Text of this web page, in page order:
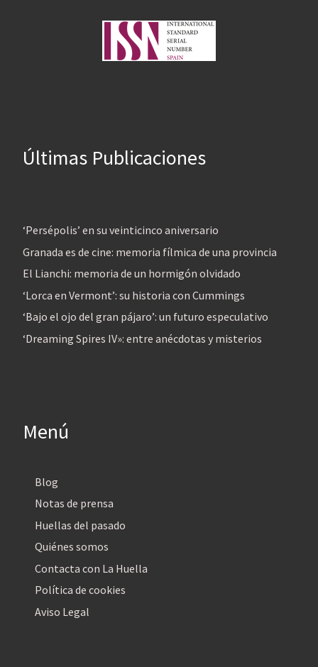
Últimas Publicaciones
‘Persépolis’ en su veinticinco aniversario
Granada es de cine: memoria fílmica de una provincia
El Lianchi: memoria de un hormigón olvidado
‘Lorca en Vermont’: su historia con Cummings
‘Bajo el ojo del gran pájaro’: un futuro especulativo
‘Dreaming Spires IV»: entre anécdotas y misterios
Menú
Blog
Notas de prensa
Huellas del pasado
Quiénes somos
Contacta con La Huella
Política de cookies
Aviso Legal